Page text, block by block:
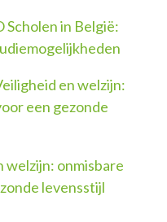
Scholen in België:
en welzijn:
een gezonde
welzijn: onmisbare
levensstijl